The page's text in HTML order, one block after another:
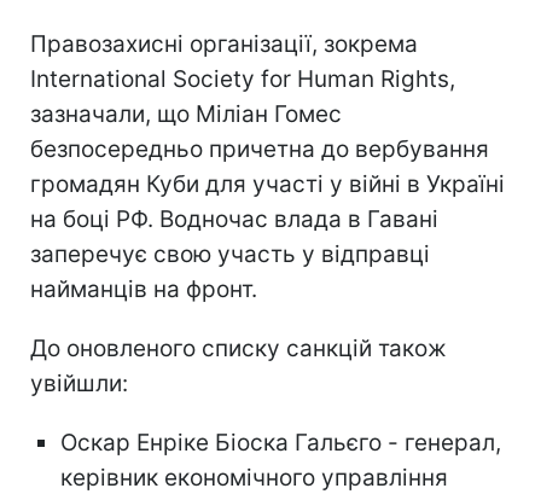
Правозахисні організації, зокрема
International Society for Human Rights,
зазначали, що Міліан Гомес
безпосередньо причетна до вербування
громадян Куби для участі у війні в Україні
на боці РФ. Водночас влада в Гавані
заперечує свою участь у відправці
найманців на фронт.
До оновленого списку санкцій також
увійшли:
Оскар Енріке Біоска Гальєго - генерал,
керівник економічного управління